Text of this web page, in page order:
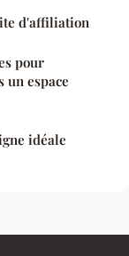
d'affiliation
pour
un espace
idéale